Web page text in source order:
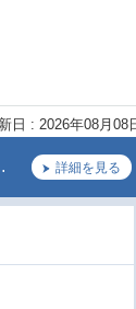
日 : 2026年08月08
詳細を見る